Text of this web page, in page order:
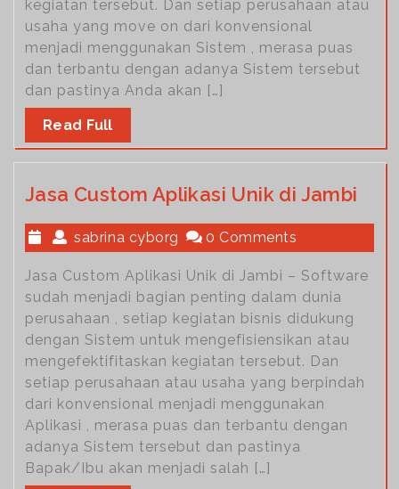
kegiatan tersebut. Dan setiap perusahaan atau
usaha yang move on dari konvensional
menjadi menggunakan Sistem , merasa puas
dan terbantu dengan adanya Sistem tersebut
dan pastinya Anda akan […]
Read Full
Jasa Custom Aplikasi Unik di Jambi
sabrina cyborg 0 Comments
Jasa Custom Aplikasi Unik di Jambi – Software
sudah menjadi bagian penting dalam dunia
perusahaan , setiap kegiatan bisnis didukung
dengan Sistem untuk mengefisiensikan atau
mengefektifitaskan kegiatan tersebut. Dan
setiap perusahaan atau usaha yang berpindah
dari konvensional menjadi menggunakan
Aplikasi , merasa puas dan terbantu dengan
adanya Sistem tersebut dan pastinya
Bapak/Ibu akan menjadi salah […]